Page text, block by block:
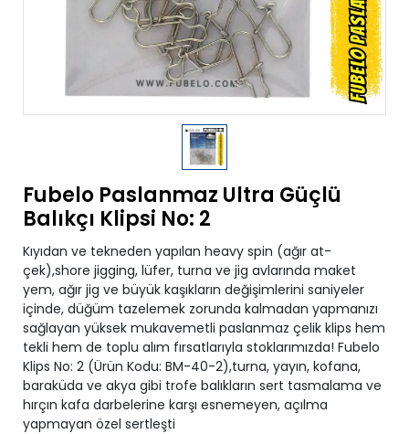
Fubelo Paslanmaz Ultra Güçlü
Balıkçı Klipsi No: 2
Kıyıdan ve tekneden yapılan heavy spin (ağır at-
çek),shore jigging, lüfer, turna ve jig avlarında maket
yem, ağır jig ve büyük kaşıkların değişimlerini saniyeler
içinde, düğüm tazelemek zorunda kalmadan yapmanızı
sağlayan yüksek mukavemetli paslanmaz çelik klips hem
tekli hem de toplu alım fırsatlarıyla stoklarımızda! Fubelo
Klips No: 2 (Ürün Kodu: BM-40-2),turna, yayın, kofana,
baraküda ve akya gibi trofe balıkların sert tasmalama ve
hırçın kafa darbelerine karşı esnemeyen, açılma
yapmayan özel sertleşti